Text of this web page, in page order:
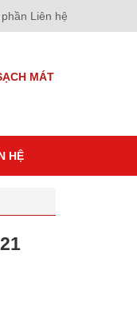
Liên hệ
MÁT
HỆ